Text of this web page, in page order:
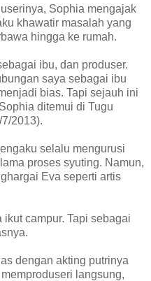
Sophia mengajak
khawatir masalah yang
hingga ke rumah.
ibu, dan produser.
saya sebagai ibu
bias. Tapi sejauh ini
ditemui di Tugu
2013).
selalu mengurusi
proses syuting. Namun,
Eva seperti artis
campur. Tapi sebagai
dengan akting putrinya
langsung,